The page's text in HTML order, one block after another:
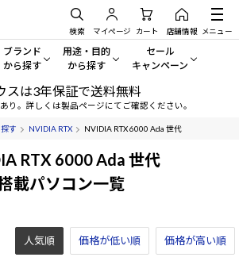
検索 マイページ カート 店舗情報 メニュー
ら探す をすべてみる
ブランド
から探す
mouse
G TUNE
MousePro
用途・目的
から探す
一般向けパソコン
ゲーミングPC・ゲーム向けパソコン
クリエイティブ向け
学習向けパソコン
セール
キャンペーン
セール・キャンペー
期間限定セール
おすすめ目玉パソコン
今イチオシのパソコンをピ
スは3年保証で送料無料
り。詳しくは製品ページにてご確認ください。
す NVIDIA RTX NVIDIA RTX 6000 Ada 世代
RTX 6000 Ada 世代
載パソコン一覧
人気順 価格が低い順 価格が高い順